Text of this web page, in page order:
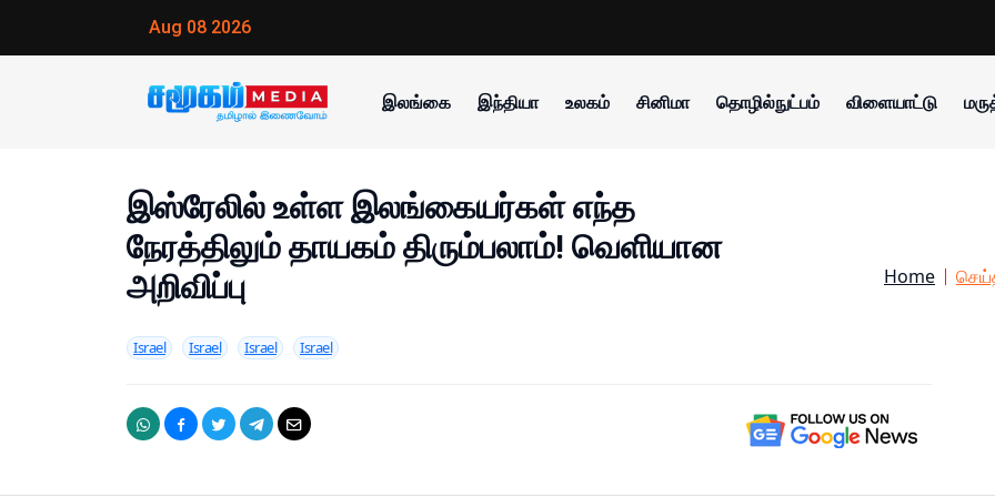
Aug 08 2026
இலங்கை இந்தியா உலகம் சினிமா தொழில்நுட்பம் விளையாட்டு
இஸ்ரேலில் உள்ள இலங்கையர்கள் எந்த
நேரத்திலும் தாயகம் திரும்பலாம்! வெளியான
அறிவிப்பு
Israel Israel Israel Israel
Home